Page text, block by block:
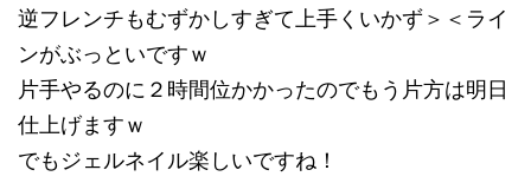
逆フレンチもむずかしすぎて上手くいかず＞＜ライ
ンがぶっといですｗ
片手やるのに２時間位かかったのでもう片方は明日
仕上げますｗ
でもジェルネイル楽しいですね！